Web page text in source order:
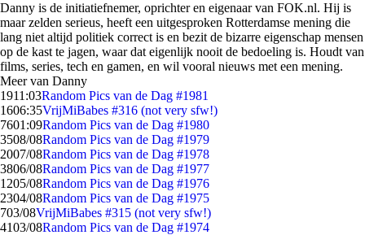
Danny is de initiatiefnemer, oprichter en eigenaar van FOK.nl. Hij is
maar zelden serieus, heeft een uitgesproken Rotterdamse mening die
lang niet altijd politiek correct is en bezit de bizarre eigenschap mensen
op de kast te jagen, waar dat eigenlijk nooit de bedoeling is. Houdt van
films, series, tech en gamen, en wil vooral nieuws met een mening.
Meer van Danny
1911:03Random Pics van de Dag #1981
1606:35VrijMiBabes #316 (not very sfw!)
7601:09Random Pics van de Dag #1980
3508/08Random Pics van de Dag #1979
2007/08Random Pics van de Dag #1978
3806/08Random Pics van de Dag #1977
1205/08Random Pics van de Dag #1976
2304/08Random Pics van de Dag #1975
703/08VrijMiBabes #315 (not very sfw!)
4103/08Random Pics van de Dag #1974